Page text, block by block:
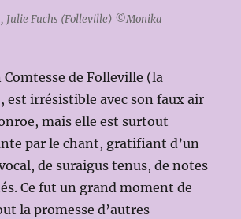
Julie Fuchs (Folleville) ©Monika
Comtesse de Folleville (la
est irrésistible avec son faux air
mais elle est surtout
par le chant, gratifiant d’un
de suraigus tenus, de notes
Ce fut un grand moment de
la promesse d’autres